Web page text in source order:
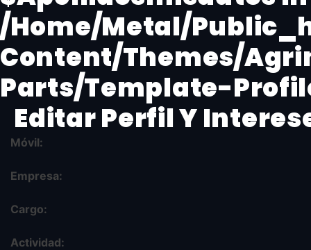
/home/metal/
Content/themes/
Parts/template-
Editar Perfil Y
Móvil:
Empresa:
Cargo:
Actividad: